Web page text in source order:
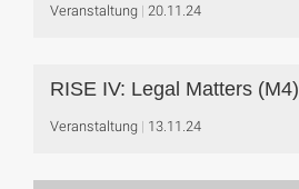
Veranstaltung 20.11.24
RISE IV: Legal Matters (M4)
Veranstaltung 13.11.24